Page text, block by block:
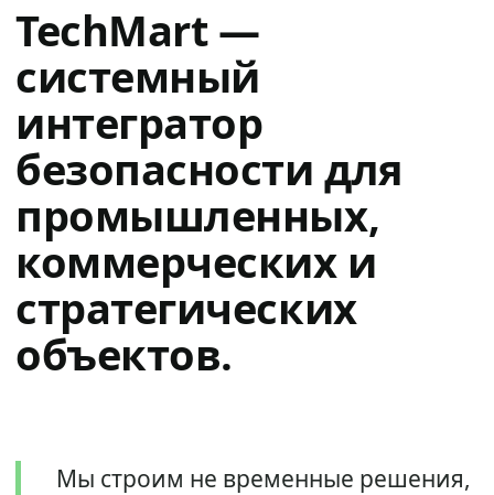
TechMart —
системный
интегратор
безопасности для
промышленных,
коммерческих и
стратегических
объектов.
Мы строим не временные решения,